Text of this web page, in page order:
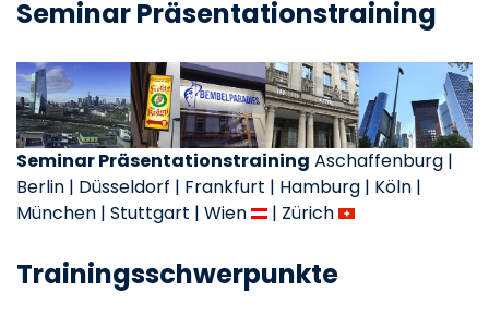
Seminar Präsentationstraining
Seminar Präsentationstraining Aschaffenburg |
Berlin | Düsseldorf | Frankfurt | Hamburg | Köln |
München | Stuttgart | Wien
| Zürich
Trainingsschwerpunkte